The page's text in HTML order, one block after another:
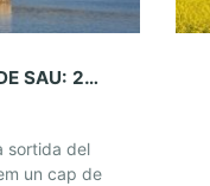
SORTIDA CONJUNTA AL PANTÀ DE SAU: 23 I 24 DE MAIG
sortida del
un cap de